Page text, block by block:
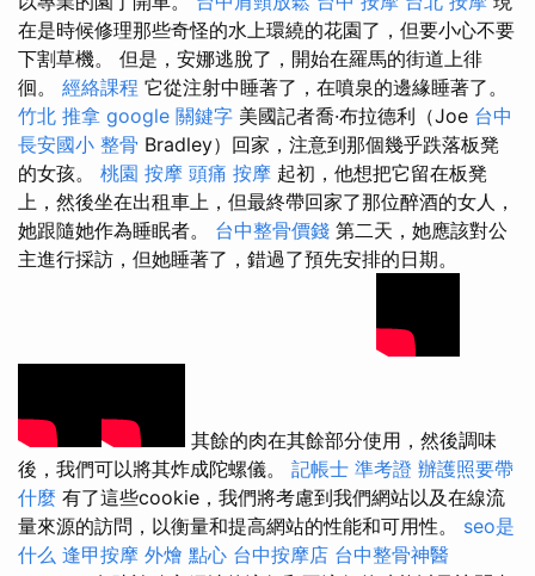
在是時候修理那些奇怪的水上環繞的花園了，但要小心不要
下割草機。 但是，安娜逃脫了，開始在羅馬的街道上徘
徊。 經絡課程 它從注射中睡著了，在噴泉的邊緣睡著了。
竹北 推拿 google 關鍵字 美國記者喬·布拉德利（Joe 台中
長安國小 整骨 Bradley）回家，注意到那個幾乎跌落板凳
的女孩。 桃園 按摩 頭痛 按摩 起初，他想把它留在板凳
上，然後坐在出租車上，但最終帶回家了那位醉酒的女人，
她跟隨她作為睡眠者。 台中整骨價錢 第二天，她應該對公
主進行採訪，但她睡著了，錯過了預先安排的日期。
其餘的肉在其餘部分使用，然後調味
後，我們可以將其炸成陀螺儀。 記帳士 準考證 辦護照要帶
什麼 有了這些cookie，我們將考慮到我們網站以及在線流
量來源的訪問，以衡量和提高網站的性能和可用性。 seo是
什么 逢甲按摩 外燴 點心 台中按摩店 台中整骨神醫